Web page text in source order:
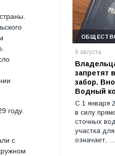
году.
с
6 августа
запретят
забор.
Водный
С 1 января
в силу
сточных
участка
означает, …